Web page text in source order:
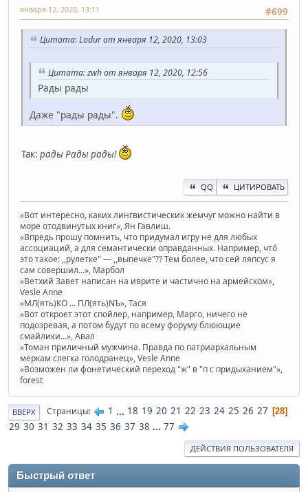
#699
января 12, 2020, 13:11
Цитата: Lodur от января 12, 2020, 13:03
Цитата: zwh от января 12, 2020, 12:56
Рады рады
Даже "рады рады".
Так: рады Рады рады!
QQ ЦИТИРОВАТЬ
«Вот интересно, каких лингвистических жемчуг можно найти в
море отодвинутых книг», Ян Гавлиш.
«Впредь прошу помнить, что придумал игру не для любых
ассоциаций, а для семантически оправданных. Например, чтó
это такое: ,,рулетке" — ,,выпечке"?? Тем более, что сей ляпсус я
сам совершил...», Марбол
«Ветхий Завет написан на иврите и частично на армейском»,
Vesle Anne
«МЛ(ять)КО ... ПЛ(ять)NЪ», Тася
«Вот откроет этот спойлер, например, Марго, ничего не
подозревая, а потом будут по всему форуму блюющие
смайлики...», Авал
«Томан приличный мужчина. Правда по патриархальным
меркам слегка голодранец», Vesle Anne
«Возможен ли фонетический переход "ж" в "п с придыханием"»,
forest
ВВЕРХ Страницы 1 ... 18 19 20 21 22 23 24 25 26 27 28
29 30 31 32 33 34 35 36 37 38 ... 77
ДЕЙСТВИЯ ПОЛЬЗОВАТЕЛЯ
Быстрый ответ